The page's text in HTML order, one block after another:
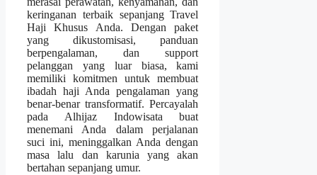
keringanan terbaik sepanjang Travel
Haji Khusus Anda. Dengan paket
yang dikustomisasi, panduan
berpengalaman, dan support
pelanggan yang luar biasa, kami
memiliki komitmen untuk membuat
ibadah haji Anda pengalaman yang
benar-benar transformatif. Percayalah
pada Alhijaz Indowisata buat
menemani Anda dalam perjalanan
suci ini, meninggalkan Anda dengan
masa lalu dan karunia yang akan
bertahan sepanjang umur.